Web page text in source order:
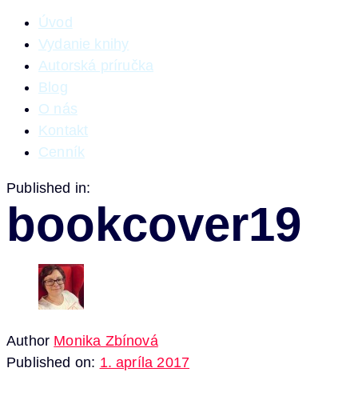
Úvod
Vydanie knihy
Autorská príručka
Blog
O nás
Kontakt
Cenník
Published in:
bookcover19
Author Monika Zbínová
Published on: 1. apríla 2017